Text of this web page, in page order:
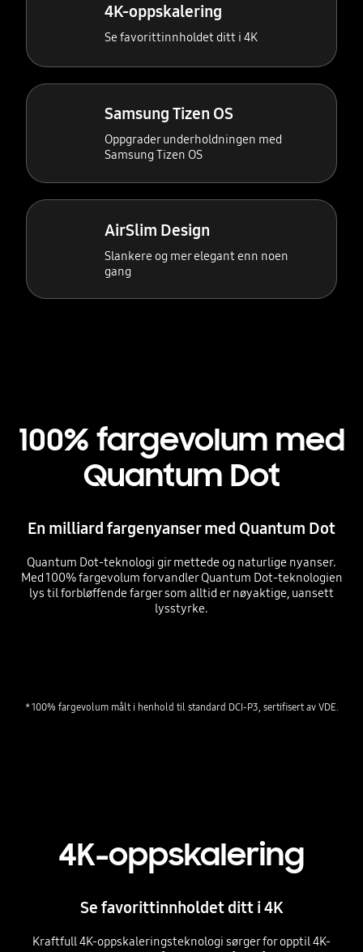
4K-oppskalering
Se favorittinnholdet ditt i 4K
Samsung Tizen OS
Oppgrader underholdningen med
Samsung Tizen OS
AirSlim Design
Slankere og mer elegant enn noen
gang
100% fargevolum med
Quantum Dot
En milliard fargenyanser med Quantum Dot
Quantum Dot-teknologi gir mettede og naturlige nyanser.
Med 100% fargevolum forvandler Quantum Dot-teknologien
lys til forbløffende farger som alltid er nøyaktige, uansett
lysstyrke.
4K-oppskalering
Se favorittinnholdet ditt i 4K
Kraftfull 4K-oppskaleringsteknologi sørger for opptil 4K-